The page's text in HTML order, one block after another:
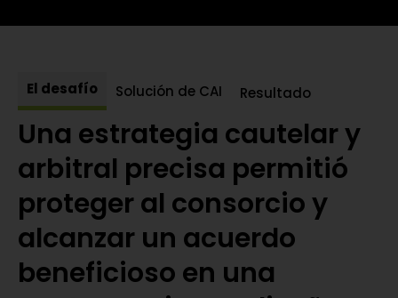
El desafío Solución de CAI Resultado
Una estrategia cautelar y
arbitral precisa permitió
proteger al consorcio y
alcanzar un acuerdo
beneficioso en una